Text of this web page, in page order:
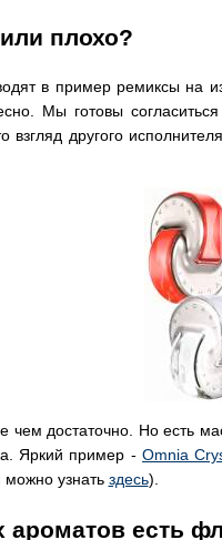
плохо?
в пример ремиксы на
Мы готовы
взгляд другого
достаточно. Но есть
Яркий пример -Omnia
можно узнать здесь).
ароматов есть